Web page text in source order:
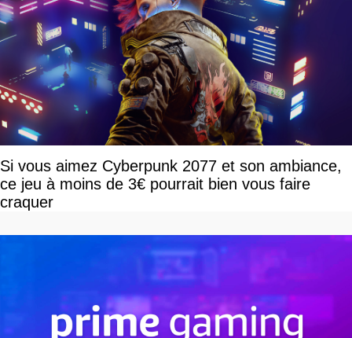
Si vous aimez Cyberpunk 2077 et son ambiance,
ce jeu à moins de 3€ pourrait bien vous faire
craquer